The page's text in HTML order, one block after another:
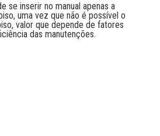
se inserir no manual apenas a
uma vez que não é possível o
valor que depende de fatores
das manutenções.